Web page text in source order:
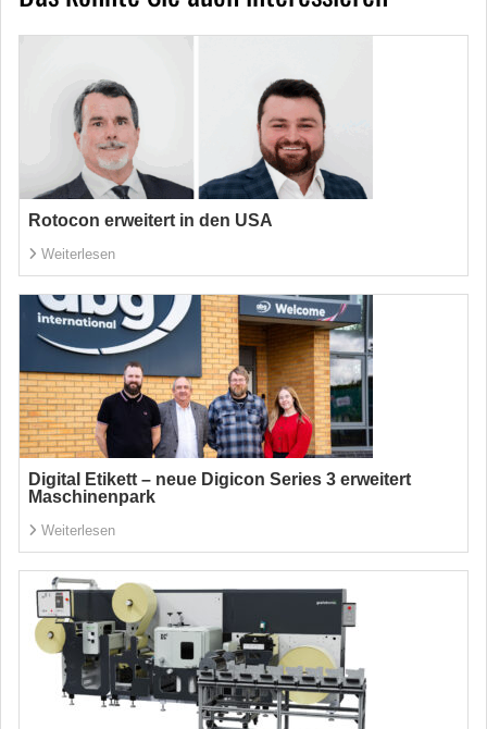
Rotocon erweitert in den USA
Weiterlesen
Digital Etikett – neue Digicon Series 3 erweitert
Maschinenpark
Weiterlesen